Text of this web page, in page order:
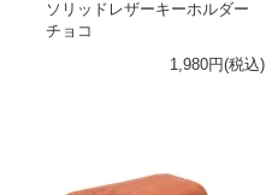
ソリッドレザーキーホルダー
チョコ
1,980円(税込)